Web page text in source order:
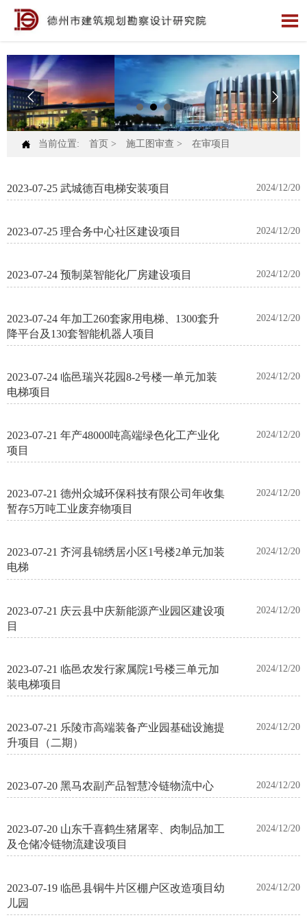

 
 当前位置: 首页 > 施工图审查 > 在审项目
2023-07-25 武城德百电梯安装项目 2024/12/20
2023-07-25 理合务中心社区建设项目 2024/12/20
2023-07-24 预制菜智能化厂房建设项目 2024/12/20
2023-07-24 年加工260套家用电梯、1300套升
降平台及130套智能机器人项目
2024/12/20
2023-07-24 临邑瑞兴花园8-2号楼一单元加装
电梯项目
2024/12/20
2023-07-21 年产48000吨高端绿色化工产业化
项目
2024/12/20
2023-07-21 德州众城环保科技有限公司年收集
暂存5万吨工业废弃物项目
2024/12/20
2023-07-21 齐河县锦绣居小区1号楼2单元加装
电梯
2024/12/20
2023-07-21 庆云县中庆新能源产业园区建设项
目
2024/12/20
2023-07-21 临邑农发行家属院1号楼三单元加
装电梯项目
2024/12/20
2023-07-21 乐陵市高端装备产业园基础设施提
升项目（二期）
2024/12/20
2023-07-20 黑马农副产品智慧冷链物流中心 2024/12/20
2023-07-20 山东千喜鹤生猪屠宰、肉制品加工
及仓储冷链物流建设项目
2024/12/20
2023-07-19 临邑县铜牛片区棚户区改造项目幼
儿园
2024/12/20